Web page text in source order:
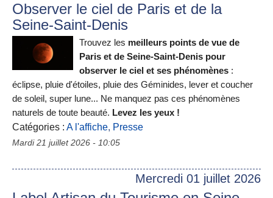
Observer le ciel de Paris et de la
Seine-Saint-Denis
Trouvez les meilleurs points de vue de
Paris et de Seine-Saint-Denis pour
observer le ciel et ses phénomènes :
éclipse, pluie d'étoiles, pluie des Géminides, lever et coucher
de soleil, super lune... Ne manquez pas ces phénomènes
naturels de toute beauté. Levez les yeux !
Catégories : A l'affiche, Presse
Mardi 21 juillet 2026 - 10:05
Mercredi 01 juillet 2026